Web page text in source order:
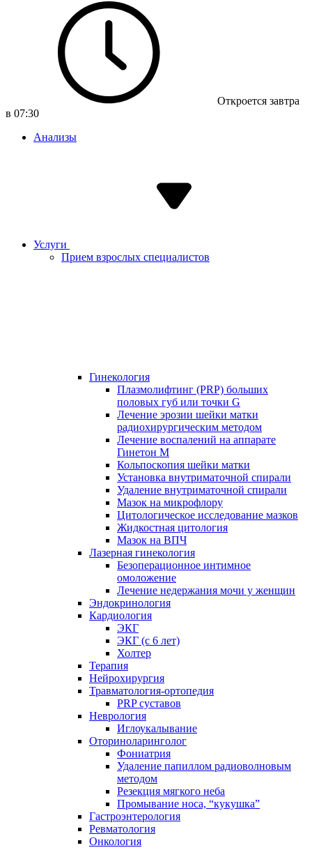
Откроется завтра
в 07:30
Анализы
Услуги
Прием взрослых специалистов
Гинекология
Плазмолифтинг (PRP) больших
половых губ или точки G
Лечение эрозии шейки матки
радиохирургическим методом
Лечение воспалений на аппарате
Гинетон М
Кольпоскопия шейки матки
Установка внутриматочной спирали
Удаление внутриматочной спирали
Мазок на микрофлору
Цитологическое исследование мазков
Жидкостная цитология
Мазок на ВПЧ
Лазерная гинекология
Безоперационное интимное
омоложение
Лечение недержания мочи у женщин
Эндокринология
Кардиология
ЭКГ
ЭКГ (с 6 лет)
Холтер
Терапия
Нейрохирургия
Травматология-ортопедия
PRP суставов
Неврология
Иглоукалывание
Оториноларинголог
Фониатрия
Удаление папиллом радиоволновым
методом
Резекция мягкого неба
Промывание носа, “кукушка”
Гастроэнтерология
Ревматология
Онкология